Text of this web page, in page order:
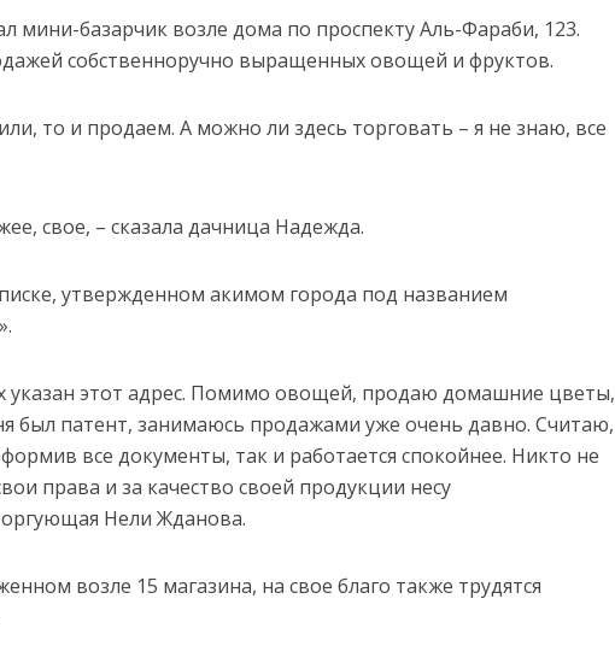
мини-базарчик возле дома по проспекту Аль-Фараби, 123.
собственноручно выращенных овощей и фруктов.
то и продаем. А можно ли здесь торговать – я не знаю, все
свое, – сказала дачница Надежда.
утвержденном акимом города под названием
указан этот адрес. Помимо овощей, продаю домашние цветы,
был патент, занимаюсь продажами уже очень давно. Считаю,
все документы, так и работается спокойнее. Никто не
права и за качество своей продукции несу
Нели Жданова.
возле 15 магазина, на свое благо также трудятся